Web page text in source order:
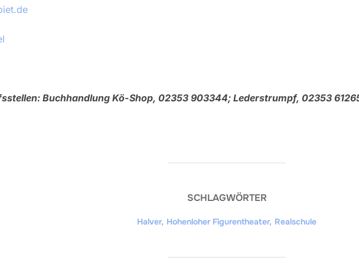
Buchhandlung Kö-Shop, 02353 903344; Lederstrumpf, 02353
SCHLAGWÖRTER
Halver, Hohenloher Figurentheater, Realschule